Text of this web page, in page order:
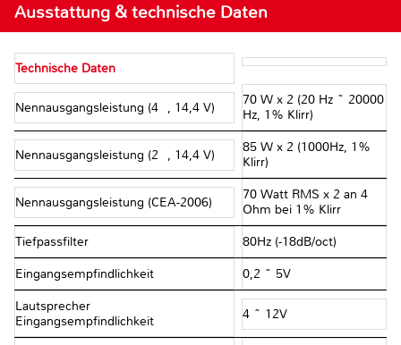
Ausstattung & technische Daten
Technische Daten
Nennausgangsleistung (4Ω, 14,4 V)
70 W x 2 (20 Hz ~ 20000
Hz, 1% Klirr)
Nennausgangsleistung (2Ω, 14,4 V)
85 W x 2 (1000Hz, 1%
Klirr)
Nennausgangsleistung (CEA-2006)
70 Watt RMS x 2 an 4
Ohm bei 1% Klirr
Tiefpassfilter 80Hz (-18dB/oct)
Eingangsempfindlichkeit 0,2 ~ 5V
Lautsprecher
Eingangsempfindlichkeit
4 ~ 12V